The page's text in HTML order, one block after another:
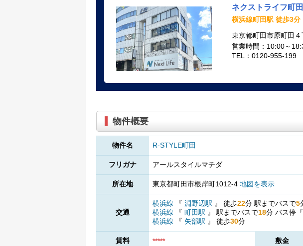
ネクストライフ町
横浜線町田駅 徒歩3分
東京都町田市原町田
営業時間：10:00～
TEL：0120-955-199
物件概要
物件名 R-STYLE町田
フリガナ アールスタイルマチダ
所在地 東京都町田市根岸町1012-4 地図を表示
交通
横浜線 『 淵野辺駅 』 徒歩22分 駅までバスで5
横浜線
『 町田駅 』 駅までバスで18分 バス停
横浜線
『 矢部駅 』 徒歩30分
賃料 ***** 敷金